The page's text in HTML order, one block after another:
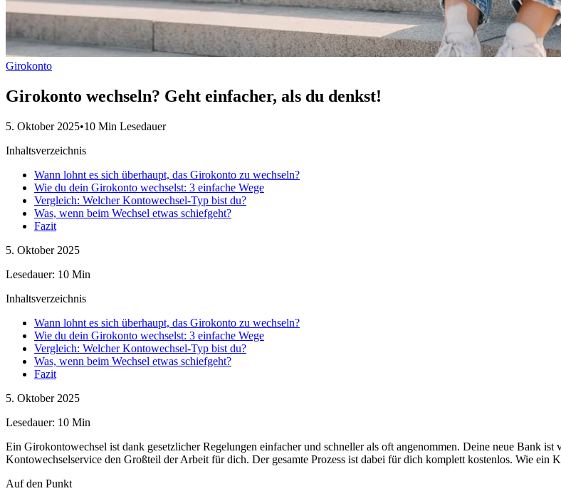
Girokonto
Girokonto wechseln? Geht einfacher, als du denkst!
5. Oktober 2025•10 Min Lesedauer
Inhaltsverzeichnis
Wann lohnt es sich überhaupt, das Girokonto zu wechseln?
Wie du dein Girokonto wechselst: 3 einfache Wege
Vergleich: Welcher Kontowechsel-Typ bist du?
Was, wenn beim Wechsel etwas schiefgeht?
Fazit
5. Oktober 2025
Lesedauer: 10 Min
Inhaltsverzeichnis
Wann lohnt es sich überhaupt, das Girokonto zu wechseln?
Wie du dein Girokonto wechselst: 3 einfache Wege
Vergleich: Welcher Kontowechsel-Typ bist du?
Was, wenn beim Wechsel etwas schiefgeht?
Fazit
5. Oktober 2025
Lesedauer: 10 Min
Ein Girokontowechsel ist dank gesetzlicher Regelungen einfacher und schneller als oft angenommen. Deine neue Bank
Kontowechselservice den Großteil der Arbeit für dich. Der gesamte Prozess ist dabei für dich komplett kostenlos. Wie ein
Auf den Punkt